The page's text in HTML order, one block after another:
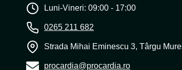
Luni-Vineri: 09:00 - 17:00
0265 211 682
Strada Mihai Eminescu 3, Târgu
procardia@procardia.ro